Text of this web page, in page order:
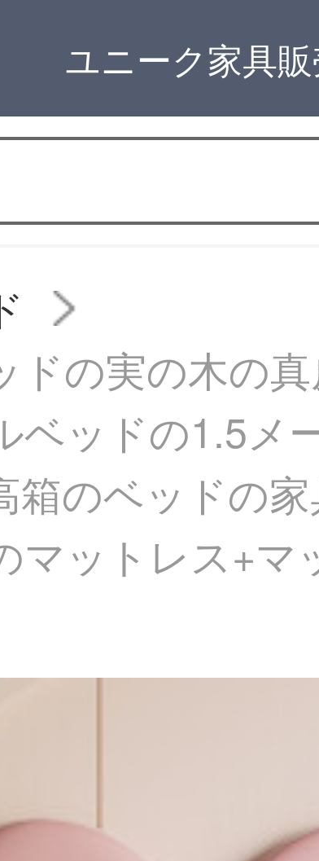
ユニーク家具
ドの実の木の
ベッドの1.5メ
箱のベッドの
マットレス+マ